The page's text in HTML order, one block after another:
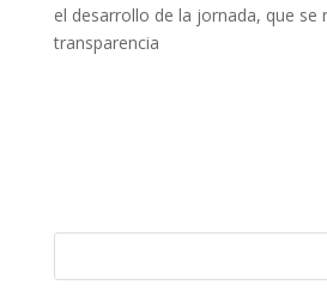
el desarrollo de la jornada, que se
transparencia